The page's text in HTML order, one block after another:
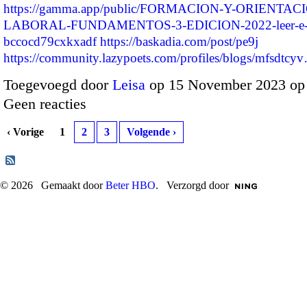
https://gamma.app/public/FORMACION-Y-
LABORAL-FUNDAMENTOS-3-EDICION-2022-leer-
bccocd79cxkxadf https://baskadia.com/post/pe9j
https://community.lazypoets.com/profiles/blogs/
Toegevoegd door Leisa op 15 November 2023
Geen reacties
‹ Vorige 1 2 3 Volgende ›
© 2026 Gemaakt doorBeter HBO. Verzorgd door